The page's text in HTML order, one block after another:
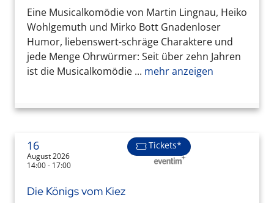
Eine Musicalkomödie von Martin Lingnau, Heiko
Wohlgemuth und Mirko Bott Gnadenloser
Humor, liebenswert-schräge Charaktere und
jede Menge Ohrwürmer: Seit über zehn Jahren
ist die Musicalkomödie ... mehr anzeigen
16
August 2026
14:00 - 17:00
Tickets*
Die Königs vom Kiez